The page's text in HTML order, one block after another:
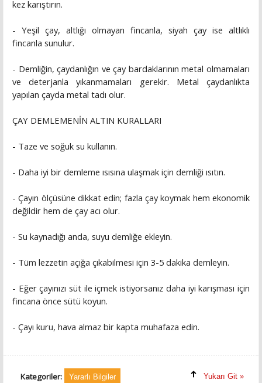
kez karıştırın.
- Yeşil çay, altlığı olmayan fincanla, siyah çay ise altlıklı
fincanla sunulur.
- Demliğin, çaydanlığın ve çay bardaklarının metal olmamaları
ve deterjanla yıkanmamaları gerekir. Metal çaydanlıkta
yapılan çayda metal tadı olur.
ÇAY DEMLEMENİN ALTIN KURALLARI
- Taze ve soğuk su kullanın.
- Daha iyi bir demleme ısısına ulaşmak için demliği ısıtın.
- Çayın ölçüsüne dikkat edin; fazla çay koymak hem ekonomik
değildir hem de çay acı olur.
- Su kaynadığı anda, suyu demliğe ekleyin.
- Tüm lezzetin açığa çıkabilmesi için 3-5 dakika demleyin.
- Eğer çayınızı süt ile içmek istiyorsanız daha iyi karışması için
fincana önce sütü koyun.
- Çayı kuru, hava almaz bir kapta muhafaza edin.
Kategoriler: Yararlı Bilgiler Yukarı Git »